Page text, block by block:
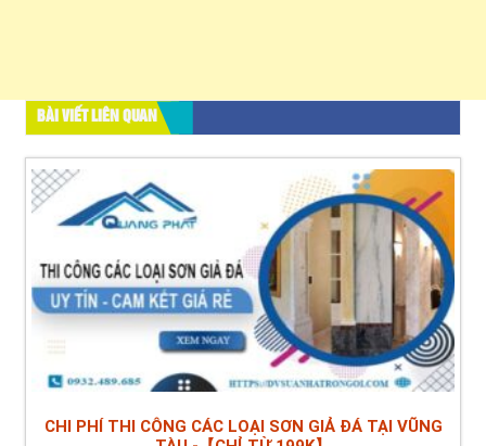
BÀI VIẾT LIÊN QUAN
CHI PHÍ THI CÔNG CÁC LOẠI SƠN GIẢ ĐÁ TẠI VŨNG